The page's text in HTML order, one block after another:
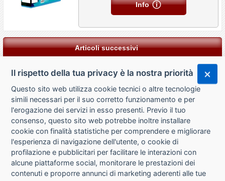
Info
Articoli successivi
CHI SIAMO
CONTATTI
Il rispetto della tua privacy è la nostra priorità
Questo sito web utilizza cookie tecnici o altre tecnologie
simili necessari per il suo corretto funzionamento e per
l'erogazione dei servizi in esso presenti. Previo il tuo
consenso, questo sito web potrebbe inoltre installare
cookie con finalità statistiche per comprendere e migliorare
l'esperienza di navigazione dell'utente, o cookie di
profilazione e pubblicitari per facilitare le interazioni con
alcune piattaforme social, monitorare le prestazioni dei
contenuti e proporre annunci di marketing aderenti alle tue